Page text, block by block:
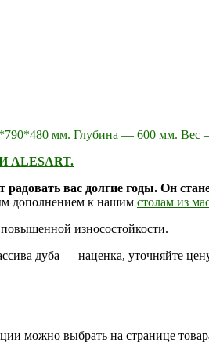
мм. Глубина — 600 мм. Вес
радовать вас долгие годы. Он
дополнением к нашим столам из
износостойкости.
дуба — наценка, уточняйте
можно выбрать на странице